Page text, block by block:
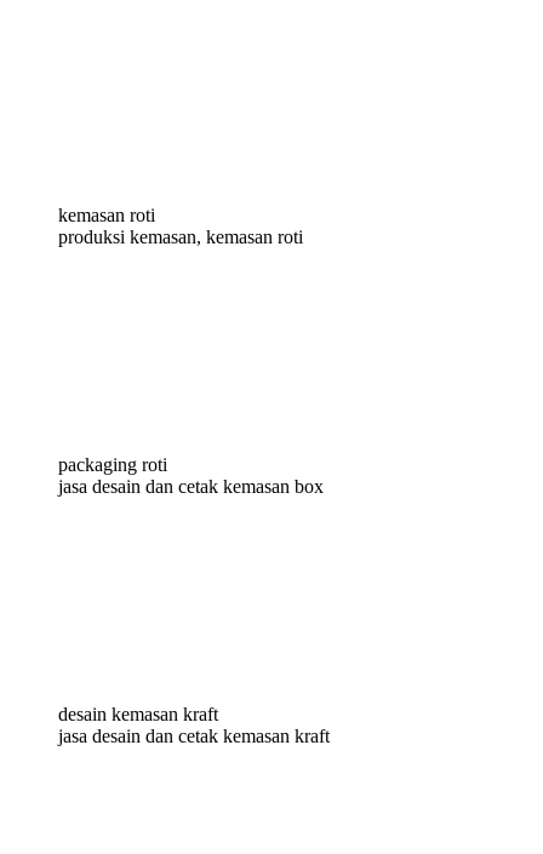
kemasan roti
produksi kemasan, kemasan roti
packaging roti
jasa desain dan cetak kemasan box
desain kemasan kraft
jasa desain dan cetak kemasan kraft